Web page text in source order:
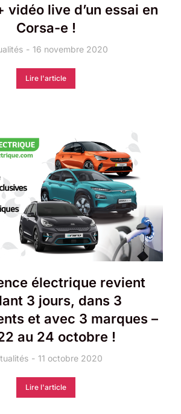
vidéo live d’un essai en
Corsa-e !
16 novembre 2020
Lire l'article
électrique revient
3 jours, dans 3
et avec 3 marques –
au 24 octobre !
11 octobre 2020
Lire l'article